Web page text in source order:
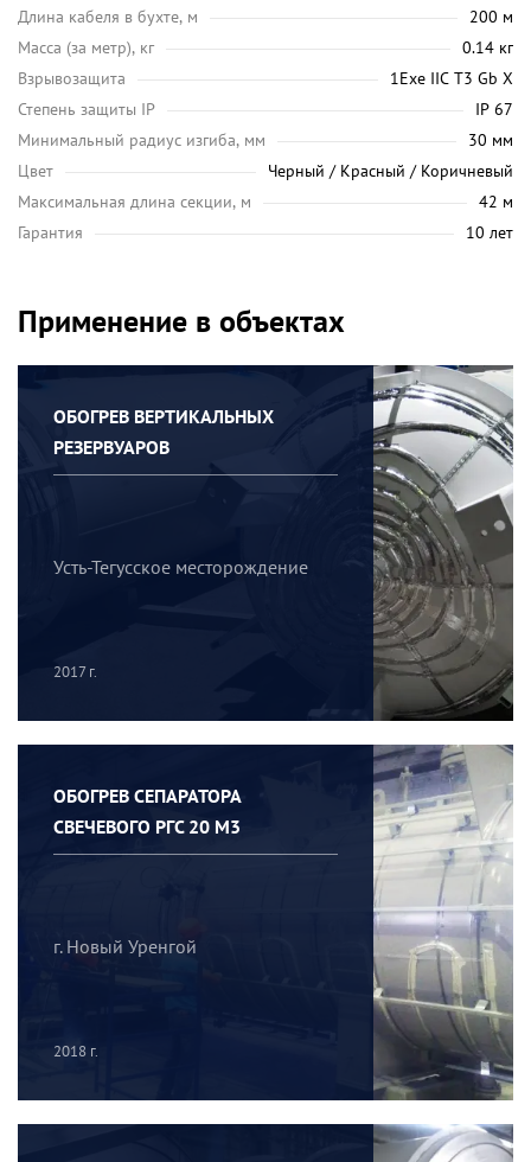
Длина кабеля в бухте, м
200 м
Масса (за метр), кг
0.14 кг
Взрывозащита
1Exe IIC T3 Gb X
Степень защиты IP
IP 67
Минимальный радиус изгиба, мм
30 мм
Цвет
Черный / Красный / Коричневый
Максимальная длина секции, м
42 м
Гарантия
10 лет
Применение в объектах
ОБОГРЕВ ВЕРТИКАЛЬНЫХ
РЕЗЕРВУАРОВ
Усть-Тегусское месторождение
2017 г.
ОБОГРЕВ СЕПАРАТОРА
СВЕЧЕВОГО РГС 20 М3
г. Новый Уренгой
2018 г.